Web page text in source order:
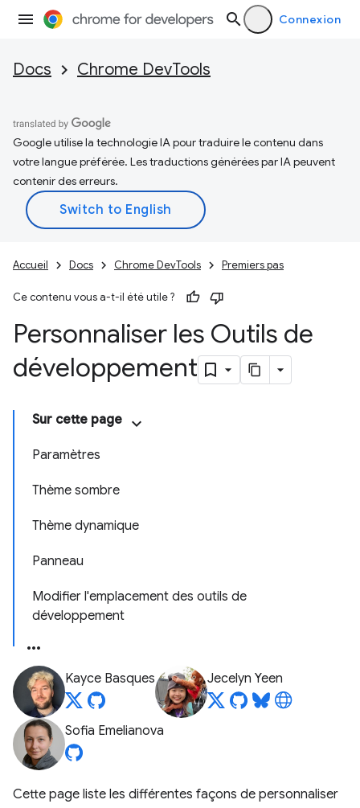
Connexion
Docs Chrome DevTools
Google utilise la technologie IA pour traduire le contenu dans
votre langue préférée. Les traductions générées par IA peuvent
contenir des erreurs.
Accueil Docs Chrome DevTools Premiers pas
Ce contenu vous a-t-il été utile ?
Personnaliser les Outils de
développement
Sur cette page
Paramètres
Thème sombre
Thème dynamique
Panneau
Modifier l'emplacement des outils de
développement
Kayce Basques Jecelyn Yeen
Sofia Emelianova
Cette page liste les différentes façons de personnaliser